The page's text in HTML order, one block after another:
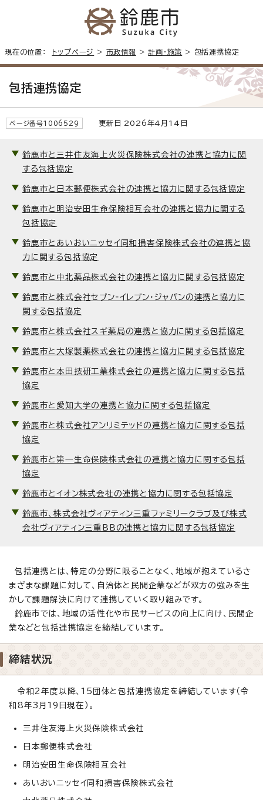
現在の位置： トップページ > 市政情報 >計画・施策 > 包括連携協定
包括連携協定
ページ番号1006529 更新日 2026年4月14日
鈴鹿市と三井住友海上火災保険株式会社の連携と協力に関
する包括協定
鈴鹿市と日本郵便株式会社の連携と協力に関する包括協定
鈴鹿市と明治安田生命保険相互会社の連携と協力に関する
包括協定
鈴鹿市とあいおいニッセイ同和損害保険株式会社の連携と協
力に関する包括協定
鈴鹿市と中北薬品株式会社の連携と協力に関する包括協定
鈴鹿市と株式会社セブン‐イレブン・ジャパンの連携と協力に
関する包括協定
鈴鹿市と株式会社スギ薬局の連携と協力に関する包括協定
鈴鹿市と大塚製薬株式会社の連携と協力に関する包括協定
鈴鹿市と本田技研工業株式会社の連携と協力に関する包括
協定
鈴鹿市と愛知大学の連携と協力に関する包括協定
鈴鹿市と株式会社アンリミテッドの連携と協力に関する包括
協定
鈴鹿市と第一生命保険株式会社の連携と協力に関する包括
協定
鈴鹿市とイオン株式会社の連携と協力に関する包括協定
鈴鹿市、株式会社ヴィアティン三重ファミリークラブ及び株式
会社ヴィアティン三重BBの連携と協力に関する包括協定
包括連携とは、特定の分野に限ることなく、地域が抱えているさ
まざまな課題に対して、自治体と民間企業などが双方の強みを生
かして課題解決に向けて連携していく取り組みです。
鈴鹿市では、地域の活性化や市民サービスの向上に向け、民間企
業などと包括連携協定を締結しています。
締結状況
令和2年度以降、15団体と包括連携協定を締結しています（令
和8年3月19日現在）。
三井住友海上火災保険株式会社
日本郵便株式会社
明治安田生命保険相互会社
あいおいニッセイ同和損害保険株式会社